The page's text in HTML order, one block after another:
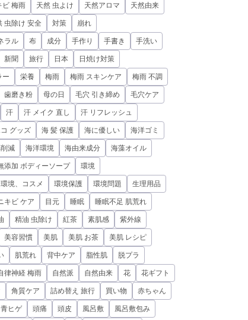
ビ 梅雨 天然 虫よけ 天然アロマ 天然由来
虫除け 安全 対策 崩れ
ラル 布 成分 手作り 手書き 手洗い
新聞 旅行 日本 日焼け対策
ー 栄養 梅雨 梅雨 スキンケア 梅雨 不調
歯磨き粉 母の日 毛穴 引き締め 毛穴ケア
汗 汗 メイク 直し 汗 リフレッシュ
グッズ 海 髪 保護 海に優しい 海洋ゴミ
減 海洋環境 海由来成分 海藻オイル
添加 ボディーソープ 環境
環境、コスメ 環境保護 環境問題 生理用品
キビ ケア 目元 睡眠 睡眠不足 肌荒れ
精油 虫除け 紅茶 素肌感 紫外線
美容習慣 美肌 美肌 お茶 美肌 レシピ
肌荒れ 背中ケア 脂性肌 脱プラ
律神経 梅雨 自然派 自然由来 花 花ギフト
角質ケア 詰め替え 旅行 買い物 赤ちゃん
青ヒゲ 頭痛 頭皮 風呂敷 風呂敷包み